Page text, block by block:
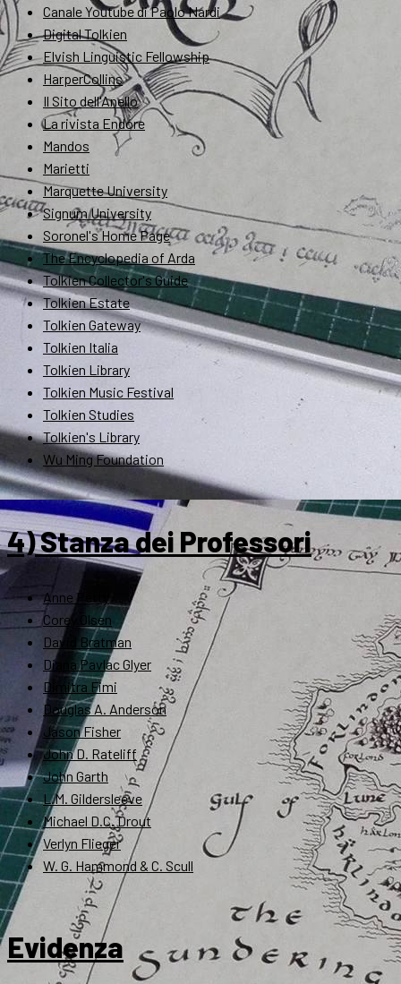
Canale Youtube di Paolo Nardi
Digital Tolkien
Elvish Linguistic Fellowship
HarperCollins
Il Sito dell'Anello
La rivista Endóre
Mandos
Marietti
Marquette University
Signum University
Soronel's Home Page
The Encyclopedia of Arda
Tolkien Collector's Guide
Tolkien Estate
Tolkien Gateway
Tolkien Italia
Tolkien Library
Tolkien Music Festival
Tolkien Studies
Tolkien's Library
Wu Ming Foundation
4) Stanza dei Professori
Anne Petty
Corey Olsen
David Bratman
Diana Pavlac Glyer
Dimitra Fimi
Douglas A. Anderson
Jason Fisher
John D. Rateliff
John Garth
L.M. Gildersleeve
Michael D.C. Drout
Verlyn Flieger
W. G. Hammond & C. Scull
Evidenza